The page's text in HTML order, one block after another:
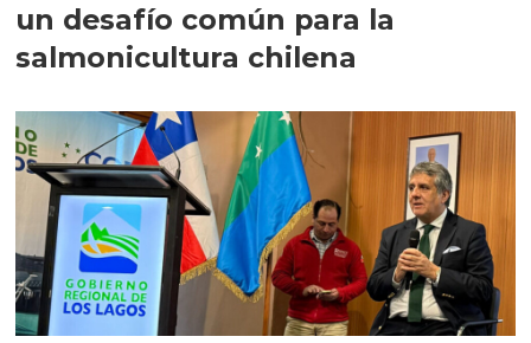
un desafío común para la
salmonicultura chilena